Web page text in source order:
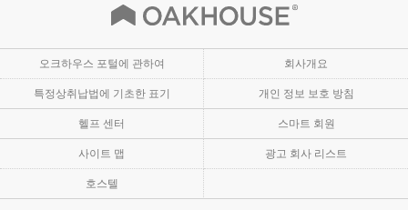
오크하우스 포털에 관하여 회사개요
특정상취납법에 기초한 표기 개인 정보 보호 방침
헬프 센터 스마트 회원
사이트 맵 광고 회사 리스트
호스텔